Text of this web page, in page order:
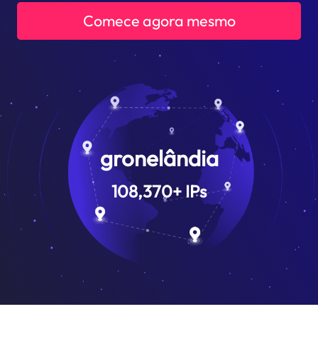
Comece agora mesmo
gronelândia
108,370+ IPs